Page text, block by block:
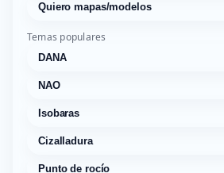
Quiero mapas/modelos
Temas populares
DANA
NAO
Isobaras
Cizalladura
Punto de rocío